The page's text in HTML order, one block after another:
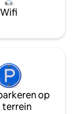
Wifi
op
terrein